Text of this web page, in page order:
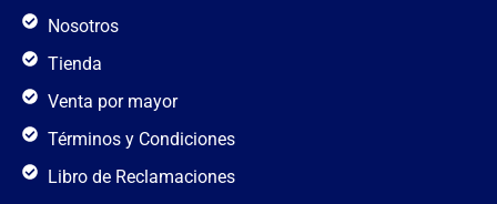
Nosotros
Tienda
Venta por mayor
Términos y Condiciones
Libro de Reclamaciones